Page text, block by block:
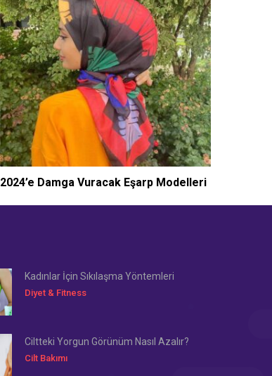
2024’e Damga Vuracak Eşarp Modelleri
Kadınlar İçin Sıkılaşma Yöntemleri
Diyet & Fitness
Ciltteki Yorgun Görünüm Nasıl Azalır?
Cilt Bakımı